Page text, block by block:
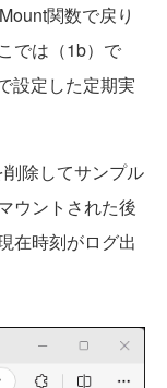
関数で戻り
では（1b）で
設定した定期実
除してサンプル
ウントされた後
在時刻がログ出